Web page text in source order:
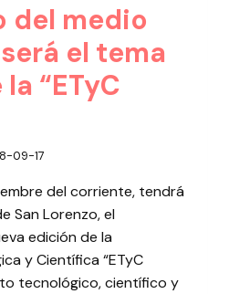
del medio
el tema
“ETyC
09-17
del corriente, tendrá
San Lorenzo, el
edición de la
y Científica “ETyC
tecnológico, científico y